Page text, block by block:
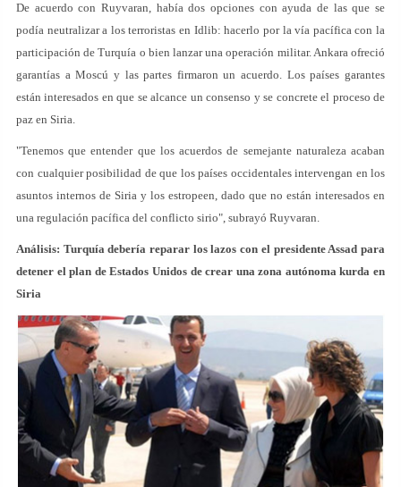
De acuerdo con Ruyvaran, había dos opciones con ayuda de las que se
podía neutralizar a los terroristas en Idlib: hacerlo por la vía pacífica con la
participación de Turquía o bien lanzar una operación militar. Ankara ofreció
garantías a Moscú y las partes firmaron un acuerdo. Los países garantes
están interesados en que se alcance un consenso y se concrete el proceso de
paz en Siria.
"Tenemos que entender que los acuerdos de semejante naturaleza acaban
con cualquier posibilidad de que los países occidentales intervengan en los
asuntos internos de Siria y los estropeen, dado que no están interesados en
una regulación pacífica del conflicto sirio", subrayó Ruyvaran.
Análisis: Turquía debería reparar los lazos con el presidente Assad para
detener el plan de Estados Unidos de crear una zona autónoma kurda en
Siria